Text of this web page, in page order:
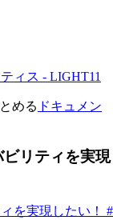
ィス - LIGHT11
める ドキュメン
リティを実現
を実現したい！ #